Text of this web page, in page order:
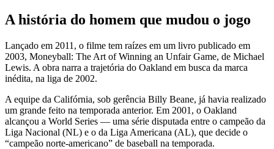
A história do homem que mudou o jogo
Lançado em 2011, o filme tem raízes em um livro publicado em
2003, Moneyball: The Art of Winning an Unfair Game, de Michael
Lewis. A obra narra a trajetória do Oakland em busca da marca
inédita, na liga de 2002.
A equipe da Califórnia, sob gerência Billy Beane, já havia realizado
um grande feito na temporada anterior. Em 2001, o Oakland
alcançou a World Series — uma série disputada entre o campeão da
Liga Nacional (NL) e o da Liga Americana (AL), que decide o
“campeão norte-americano” de baseball na temporada.